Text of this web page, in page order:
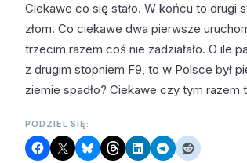
Ciekawe co się stało. W końcu to drugi
złom. Co ciekawe dwa pierwsze
trzecim razem coś nie zadziałało. O ile
z drugim stopniem F9, to w Polsce był
ziemie spadło? Ciekawe czy tym razem
PODZIEL SIĘ: